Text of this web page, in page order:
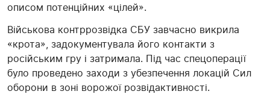
описом потенційних «цілей».
Військова контррозвідка СБУ завчасно викрила
«крота», задокументувала його контакти з
російським гру і затримала. Під час спецоперації
було проведено заходи з убезпечення локацій Сил
оборони в зоні ворожої розвідактивності.